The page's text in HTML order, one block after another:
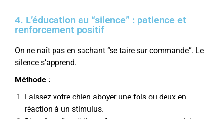
4. L’éducation au “silence” : patience et
renforcement positif
On ne naît pas en sachant “se taire sur commande”. Le
silence s’apprend.
Méthode :
Laissez votre chien aboyer une fois ou deux en
réaction à un stimulus.